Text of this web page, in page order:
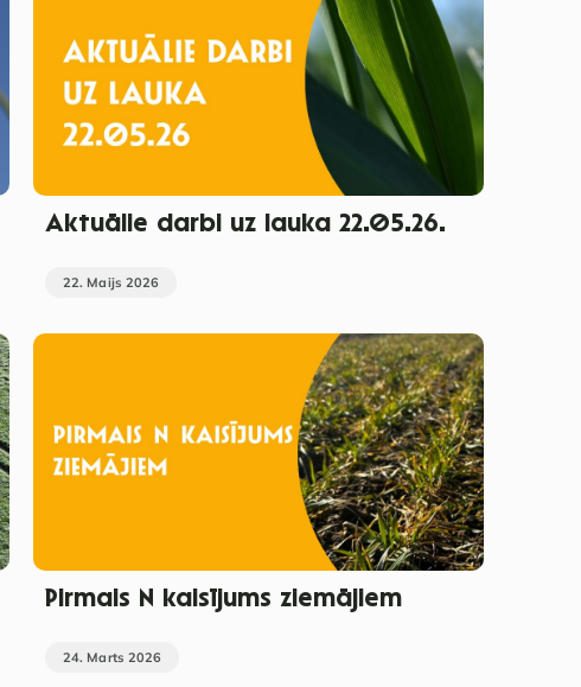
Aktuālie darbi uz lauka 22.05.26.
22. Maijs 2026
Pirmais N kaisījums ziemājiem
24. Marts 2026